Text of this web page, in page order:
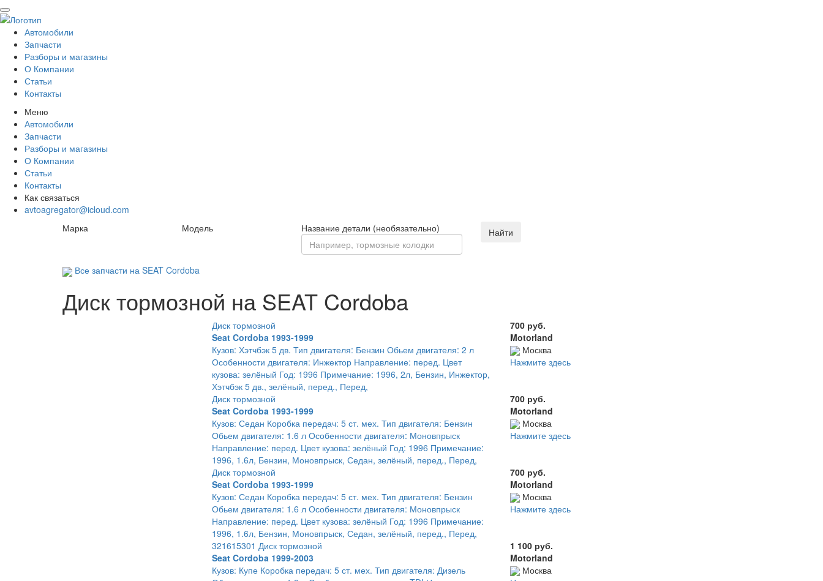
Автомобили
Запчасти
Разборы и магазины
О Компании
Статьи
Контакты
Меню
Автомобили
Запчасти
Разборы и магазины
О Компании
Статьи
Контакты
Как связаться
avtoagregator@icloud.com
Марка
Модель Название детали (необязательно) Найти
Все запчасти на SEAT Cordoba
Диск тормозной на SEAT Cordoba
Диск тормозной
Seat Cordoba 1993-1999
Кузов: Хэтчбэк 5 дв. Тип двигателя: Бензин Обьем двигателя: 2 л
Особенности двигателя: Инжектор Направление: перед. Цвет
кузова: зелёный Год: 1996 Примечание: 1996, 2л, Бензин, Инжектор,
Хэтчбэк 5 дв., зелёный, перед., Перед,
700 руб.
Motorland
Москва
Нажмите здесь
Диск тормозной
Seat Cordoba 1993-1999
Кузов: Седан Коробка передач: 5 ст. мех. Тип двигателя: Бензин
Обьем двигателя: 1.6 л Особенности двигателя: Моновпрыск
Направление: перед. Цвет кузова: зелёный Год: 1996 Примечание:
1996, 1.6л, Бензин, Моновпрыск, Седан, зелёный, перед., Перед,
700 руб.
Motorland
Москва
Нажмите здесь
Диск тормозной
Seat Cordoba 1993-1999
Кузов: Седан Коробка передач: 5 ст. мех. Тип двигателя: Бензин
Обьем двигателя: 1.6 л Особенности двигателя: Моновпрыск
Направление: перед. Цвет кузова: зелёный Год: 1996 Примечание:
1996, 1.6л, Бензин, Моновпрыск, Седан, зелёный, перед., Перед,
700 руб.
Motorland
Москва
Нажмите здесь
321615301 Диск тормозной
Seat Cordoba 1999-2003
Кузов: Купе Коробка передач: 5 ст. мех. Тип двигателя: Дизель
1 100 руб.
Motorland
Москва